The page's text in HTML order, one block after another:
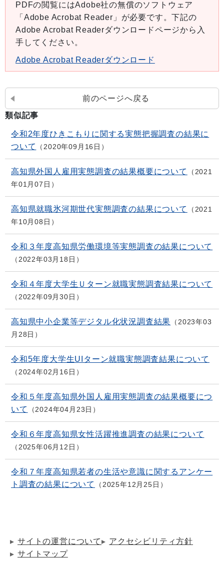
PDFの閲覧にはAdobe社の無償のソフトウェア
「Adobe Acrobat Reader」が必要です。下記の
Adobe Acrobat Readerダウンロードページから入
手してください。
Adobe Acrobat Readerダウンロード
前のページへ戻る
類似記事
令和2年度ひきこもりに関する実態把握調査の結果に
ついて
2020年09月16日
高知県外国人雇用実態調査の結果概要について
2021
年01月07日
高知県就職氷河期世代実態調査の結果について
2021
年10月08日
令和３年度高知県労働環境等実態調査の結果について
2022年03月18日
令和４年度大学生Ｕターン就職実態調査結果について
2022年09月30日
高知県中小企業等デジタル化状況調査結果
2023年03
月28日
令和5年度大学生UIターン就職実態調査結果について
2024年02月16日
令和５年度高知県外国人雇用実態調査の結果概要につ
いて
2024年04月23日
令和６年度高知県女性活躍推進調査の結果について
2025年06月12日
令和７年度高知県若者の生活や意識に関するアンケー
ト調査の結果について
2025年12月25日
サイトの運営について
アクセシビリティ方針
サイトマップ